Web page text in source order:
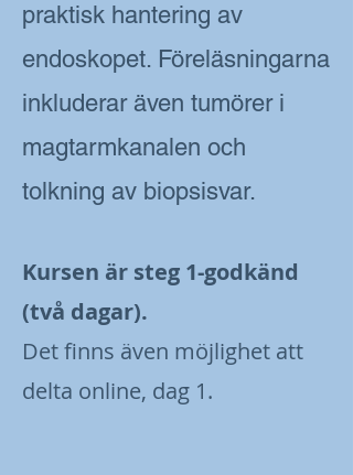
praktisk hantering av
endoskopet. Föreläsningarna
inkluderar även tumörer i
magtarmkanalen och
tolkning av biopsisvar.
Kursen är steg 1-godkänd
(två dagar).
Det finns även möjlighet att
delta online, dag 1.